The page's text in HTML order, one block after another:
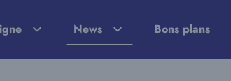
News Bons plans